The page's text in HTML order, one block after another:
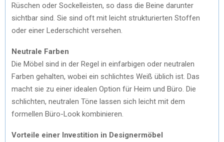
Rüschen oder Sockelleisten, so dass die Beine darunter
sichtbar sind. Sie sind oft mit leicht strukturierten Stoffen
oder einer Lederschicht versehen.
Neutrale Farben
Die Möbel sind in der Regel in einfarbigen oder neutralen
Farben gehalten, wobei ein schlichtes Weiß üblich ist. Das
macht sie zu einer idealen Option für Heim und Büro. Die
schlichten, neutralen Töne lassen sich leicht mit dem
formellen Büro-Look kombinieren.
Vorteile einer Investition in Designermöbel